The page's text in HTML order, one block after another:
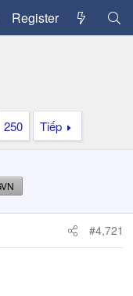
Register
250 Tiếp
#4,721